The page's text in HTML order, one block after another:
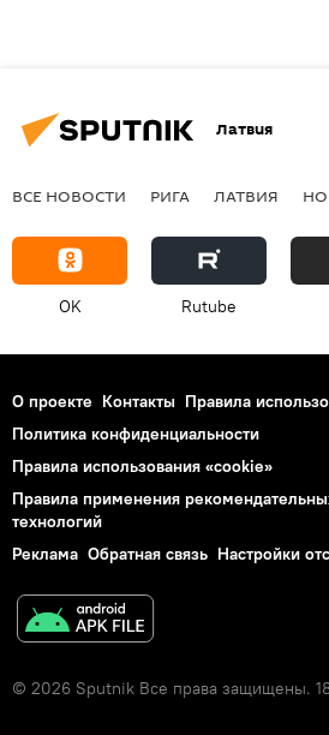
Латвия
ВСЕ НОВОСТИ РИГА ЛАТВИЯ
OK Rutube
О проекте Контакты Правила
Политика конфиденциальности
Правила использования «cookie»
Правила применения
технологий
Реклама Обратная связь Настройки
© 2026 Sputnik Все права защищены.